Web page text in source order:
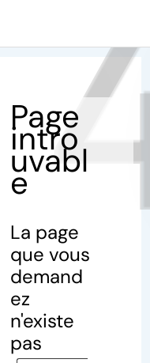
Page
intro
uvabl
e
La page
que vous
demand
ez
n'existe
pas